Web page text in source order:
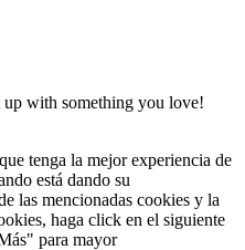
with something you love!
tenga la mejor experiencia de
está dando su
las mencionadas cookies y la
haga click en el siguiente
para mayor